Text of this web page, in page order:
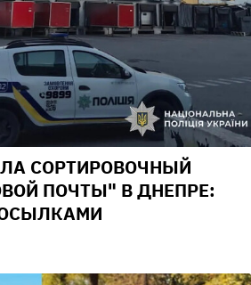
СОРТИРОВОЧНЫЙ
ПОЧТЫ" В ДНЕПРЕ: